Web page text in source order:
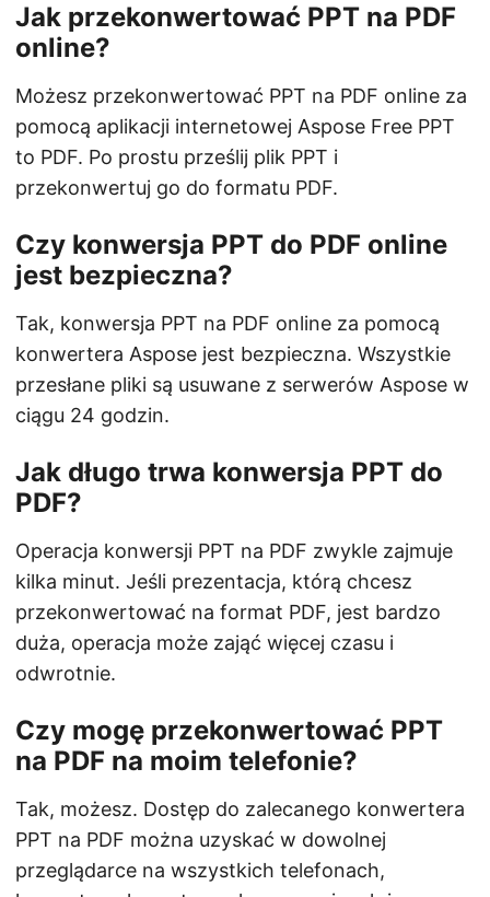
Jak przekonwertować PPT na PDF
online?
Możesz przekonwertować PPT na PDF online za
pomocą aplikacji internetowej Aspose Free PPT
to PDF. Po prostu prześlij plik PPT i
przekonwertuj go do formatu PDF.
Czy konwersja PPT do PDF online
jest bezpieczna?
Tak, konwersja PPT na PDF online za pomocą
konwertera Aspose jest bezpieczna. Wszystkie
przesłane pliki są usuwane z serwerów Aspose w
ciągu 24 godzin.
Jak długo trwa konwersja PPT do
PDF?
Operacja konwersji PPT na PDF zwykle zajmuje
kilka minut. Jeśli prezentacja, którą chcesz
przekonwertować na format PDF, jest bardzo
duża, operacja może zająć więcej czasu i
odwrotnie.
Czy mogę przekonwertować PPT
na PDF na moim telefonie?
Tak, możesz. Dostęp do zalecanego konwertera
PPT na PDF można uzyskać w dowolnej
przeglądarce na wszystkich telefonach,